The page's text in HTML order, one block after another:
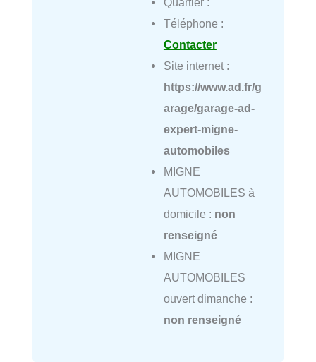
Téléphone :
Contacter
Site internet :
https://www.ad.fr/g
arage/garage-ad-
expert-migne-
automobiles
MIGNE
AUTOMOBILES à
domicile : non
renseigné
MIGNE
AUTOMOBILES
ouvert dimanche :
non renseigné